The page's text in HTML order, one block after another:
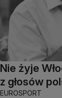
Nie żyje
z głosów
EUROSPORT